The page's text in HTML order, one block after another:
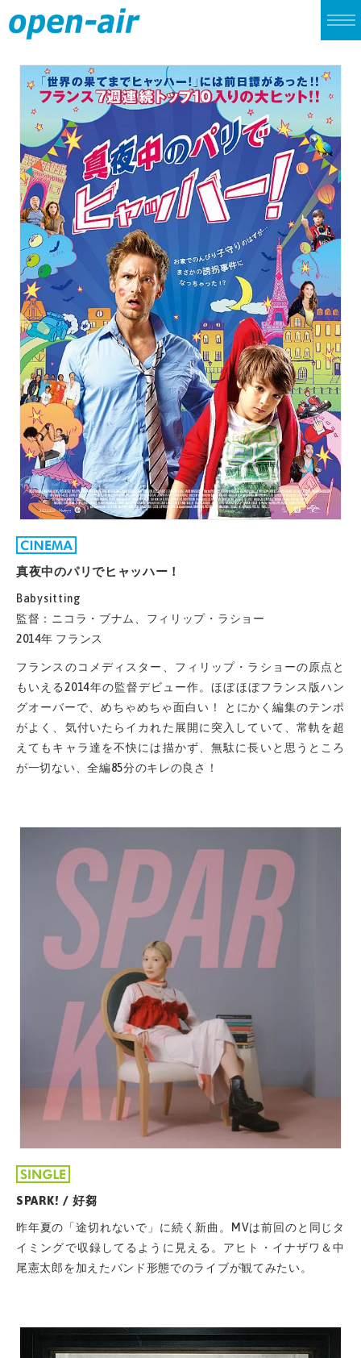
LIVE
CINEMA
ALBUM
SINGLE
ARCHIVES
真夜中のパリでヒャッハー！
Babysitting
監督：ニコラ・ブナム、フィリップ・ラショー
2014年 フランス
フランスのコメディスター、フィリップ・ラショーの原点と
もいえる2014年の監督デビュー作。ほぼほぼフランス版ハン
グオーバーで、めちゃめちゃ面白い！ とにかく編集のテンポ
がよく、気付いたらイカれた展開に突入していて、常軌を超
えてもキャラ達を不快には描かず、無駄に長いと思うところ
が一切ない、全編85分のキレの良さ！
SPARK! / 好芻
昨年夏の「途切れないで」に続く新曲。MVは前回のと同じタ
イミングで収録してるように見える。アヒト・イナザワ＆中
尾憲太郎を加えたバンド形態でのライブが観てみたい。